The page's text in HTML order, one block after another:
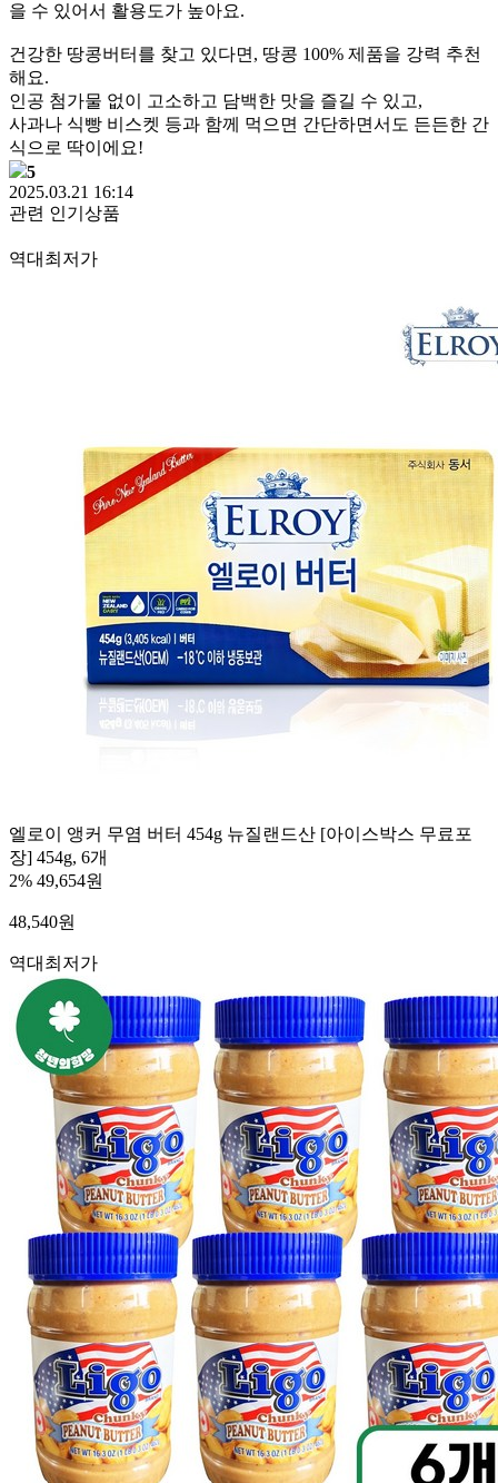
을 수 있어서 활용도가 높아요.
건강한 땅콩버터를 찾고 있다면, 땅콩 100% 제품을 강력 추천
해요.
인공 첨가물 없이 고소하고 담백한 맛을 즐길 수 있고,
사과나 식빵 비스켓 등과 함께 먹으면 간단하면서도 든든한 간
식으로 딱이에요!
5
2025.03.21 16:14
관련 인기상품
역대최저가
엘로이 앵커 무염 버터 454g 뉴질랜드산 [아이스박스 무료포
장] 454g, 6개
2% 49,654원
48,540원
역대최저가